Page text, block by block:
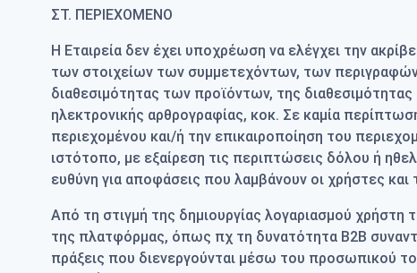
ΣΤ. ΠΕΡΙΕΧΟΜΕΝΟ
Η Εταιρεία δεν έχει υποχρέωση να ελέγχει την
των στοιχείων των συμμετεχόντων, των
διαθεσιμότητας των προϊόντων, της
ηλεκτρονικής αρθρογραφίας, κοκ. Σε καμία
περιεχομένου και/ή την επικαιροποίηση του
ιστότοπο, με εξαίρεση τις περιπτώσεις δόλου ή
ευθύνη για αποφάσεις που λαμβάνουν οι χρήστες
Από τη στιγμή της δημιουργίας λογαριασμού
της πλατφόρμας, όπως πχ τη δυνατότητα Β2Β
πράξεις που διενεργούνται μέσω του προσωπικού